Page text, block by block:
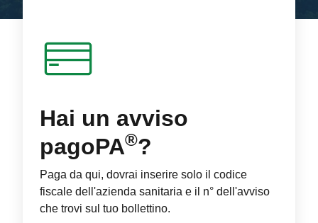
Hai un avviso
pagoPA®?
Paga da qui, dovrai inserire solo il codice
fiscale dell'azienda sanitaria e il n° dell'avviso
che trovi sul tuo bollettino.